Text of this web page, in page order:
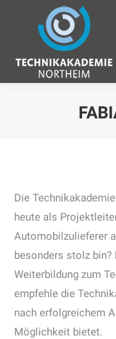
Die
heute als
Automobilzulieferer
besonders stolz bin?
Weiterbildung zum
empfehle die
nach erfolgreichem
Möglichkeit bietet.